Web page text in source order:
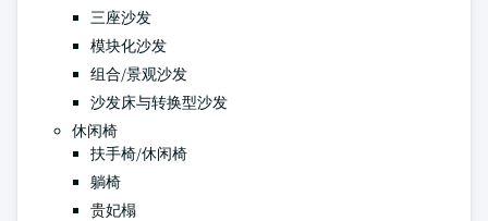
三座沙发
模块化沙发
组合/景观沙发
沙发床与转换型沙发
休闲椅
扶手椅/休闲椅
躺椅
贵妃榻